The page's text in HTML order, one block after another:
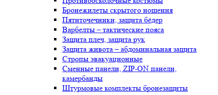
Бронежилеты скрытого ношения
Пятиточечники, защита бёдер
Варбелты – тактические пояса
Защита плеч, защита рук
Защита живота – абдоминальная защита
Стропы эвакуационные
Сменные панели, ZIP-ON панели,
камербанды
Штурмовые комплекты бронезащиты